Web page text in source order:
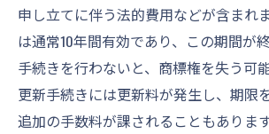
申し立てに伴う法的費用などが含まれ
は通常10年間有効であり、この期間が
手続きを行わないと、商標権を失う可
更新手続きには更新料が発生し、期限
追加の手数料が課されることもありま